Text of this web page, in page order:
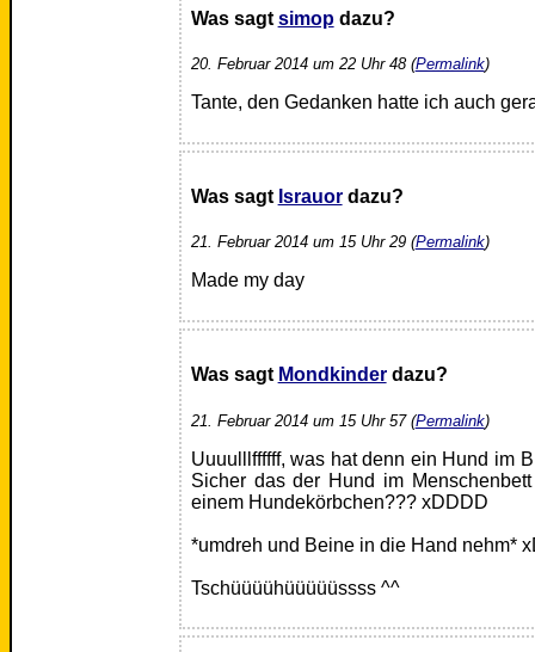
Was sagt simopdazu?
20. Februar 2014 um 22 Uhr 48 (Permalink)
Tante, den Gedanken hatte ich auch
Was sagt Israuordazu?
21. Februar 2014 um 15 Uhr 29 (Permalink)
Made my day
Was sagt Mondkinderdazu?
21. Februar 2014 um 15 Uhr 57 (Permalink)
Uuuulllffffff, was hat denn ein Hund im
Sicher das der Hund im
einem Hundekörbchen??? xDDDD
*umdreh und Beine in die Hand nehm*
Tschüüüühüüüüüssss ^^